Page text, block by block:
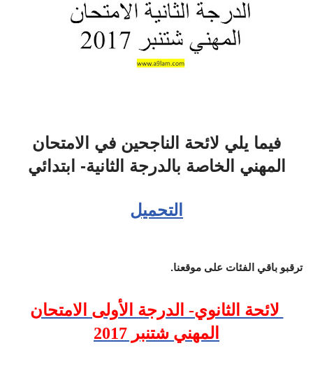
فيما يلي لائحة الناجحين في الامتحان
المهني الخاصة بالدرجة الثانية- ابتدائي
التحميل
ترقبو باقي الفئات على موقعنا.
لائحة الثانوي- الدرجة الأولى الامتحان
المهني شتنبر 2017